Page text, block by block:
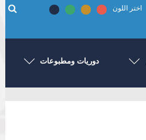
اختر اللون
دوريات ومطبوعات